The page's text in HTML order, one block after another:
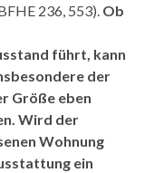
236, 553). Ob
führt, kann
der
Größe eben
Wird der
Wohnung
ein